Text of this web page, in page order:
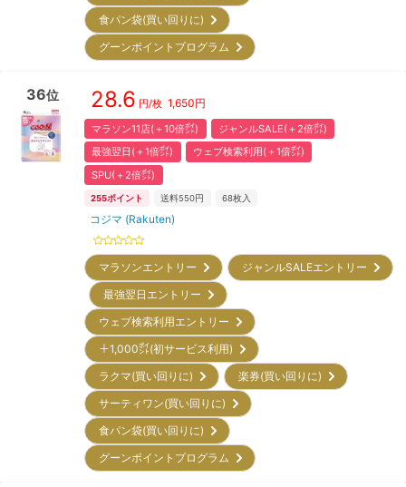
食パン袋(買い回りに)
グーンポイントプログラム
36位 28.6 円/枚 1,650円
マラソン11店(＋10倍㌽)
ジャンルSALE(＋2倍㌽)
最強翌日(＋1倍㌽)
ウェブ検索利用(＋1倍㌽)
SPU(＋2倍㌽)
255ポイント 送料550円 68枚入
コジマ (Rakuten)
マラソンエントリー
ジャンルSALEエントリー
最強翌日エントリー
ウェブ検索利用エントリー
＋1,000㌽(初サービス利用)
ラクマ(買い回りに)
楽券(買い回りに)
サーティワン(買い回りに)
食パン袋(買い回りに)
グーンポイントプログラム